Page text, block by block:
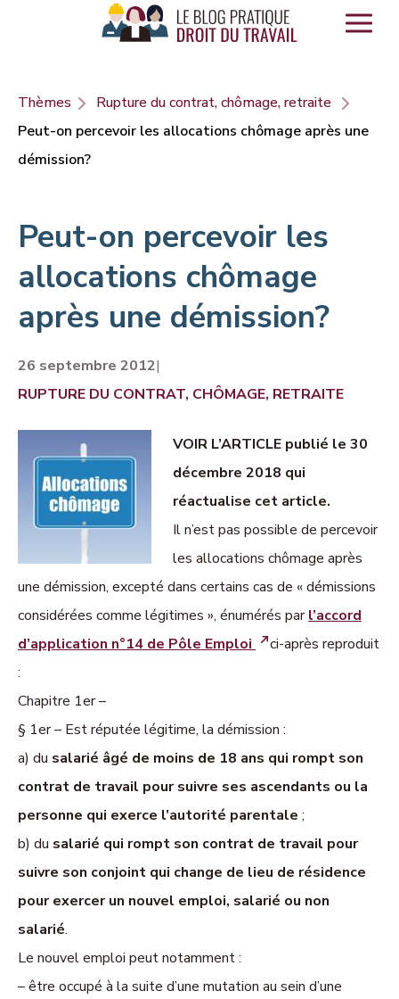
Panneau de gestion des cookies
Thèmes
Rupture du contrat, chômage, retraite
Peut-on percevoir les allocations chômage après une
démission?
Peut-on percevoir les
allocations chômage
après une démission?
26 septembre 2012|
RUPTURE DU CONTRAT, CHÔMAGE, RETRAITE
VOIR L’ARTICLE publié le 30
décembre 2018 qui
réactualise cet article.
Il n’est pas possible de percevoir
les allocations chômage après
une démission, excepté dans certains cas de « démissions
considérées comme légitimes », énumérés parl’accord
d’application n°14 de Pôle Emploi
ci-après reproduit
:
Chapitre 1er –
§ 1er – Est réputée légitime, la démission :
a) du salarié âgé de moins de 18 ans qui rompt son
contrat de travail pour suivre ses ascendants ou la
personne qui exerce l’autorité parentale ;
b) du salarié qui rompt son contrat de travail pour
suivre son conjoint qui change de lieu de résidence
pour exercer un nouvel emploi, salarié ou non
salarié.
Le nouvel emploi peut notamment :
– être occupé à la suite d’une mutation au sein d’une